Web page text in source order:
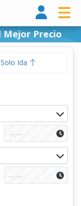
Mejor Precio
Solo Ida